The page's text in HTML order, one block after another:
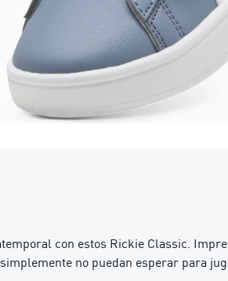
con estos Rickie Classic.
no puedan esperar para